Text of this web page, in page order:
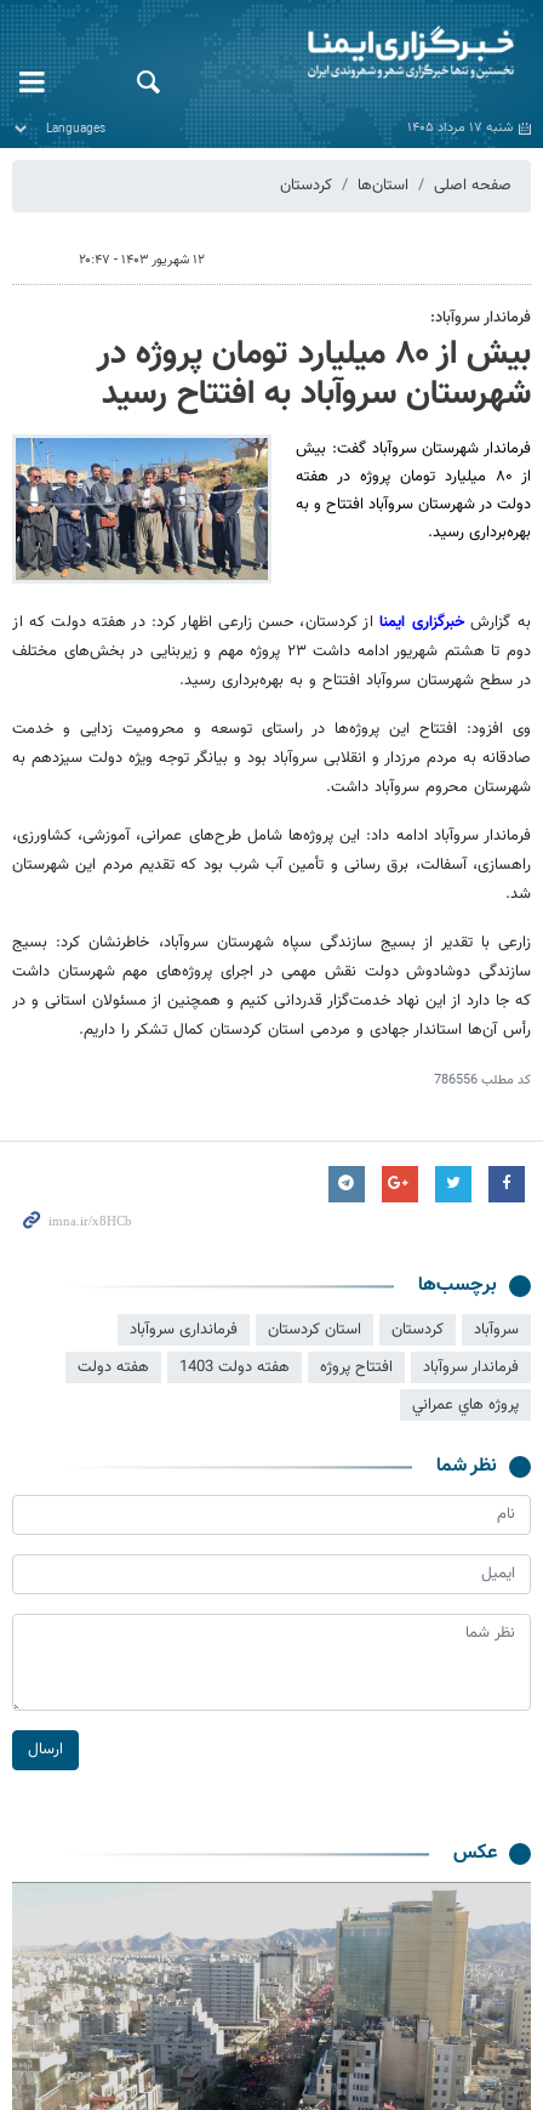
شنبه ۱۷ مرداد ۱۴۰۵
صفحه اصلی استان‌ها کردستان
۱۲ شهریور ۱۴۰۳ - ۲۰:۴۷
فرماندار سروآباد:
بیش از ۸۰ میلیارد تومان پروژه در
شهرستان سروآباد به افتتاح رسید
فرماندار شهرستان سروآباد گفت: بیش
از ۸۰ میلیارد تومان پروژه در هفته
دولت در شهرستان سروآباد افتتاح و به
بهره‌برداری رسید.
به گزارشخبرگزاری ایمنا از کردستان، حسن زارعی اظهار کرد: در هفته دولت که از
دوم تا هشتم شهریور ادامه داشت ۲۳ پروژه مهم و زیربنایی در بخش‌های مختلف
در سطح شهرستان سروآباد افتتاح و به بهره‌برداری رسید.
وی افزود: افتتاح این پروژه‌ها در راستای توسعه و محرومیت زدایی و خدمت
صادقانه به مردم مرزدار و انقلابی سروآباد بود و بیانگر توجه ویژه دولت سیزدهم به
شهرستان محروم سروآباد داشت.
فرماندار سروآباد ادامه داد: این پروژه‌ها شامل طرح‌های عمرانی، آموزشی، کشاورزی،
راهسازی، آسفالت، برق رسانی و تأمین آب شرب بود که تقدیم مردم این شهرستان
شد.
زارعی با تقدیر از بسیج سازندگی سپاه شهرستان سروآباد، خاطرنشان کرد: بسیج
سازندگی دوشادوش دولت نقش مهمی در اجرای پروژه‌های مهم شهرستان داشت
که جا دارد از این نهاد خدمت‌گزار قدردانی کنیم و همچنین از مسئولان استانی و در
رأس آن‌ها استاندار جهادی و مردمی استان کردستان کمال تشکر را داریم.
کد مطلب786556
برچسب‌ها
سروآباد کردستان استان کردستان
فرمانداری سروآباد
فرماندار سروآباد
افتتاح پروژه هفته دولت 1403
هفته دولت
پروژه هاي عمراني
نظر شما
ارسال
عکس